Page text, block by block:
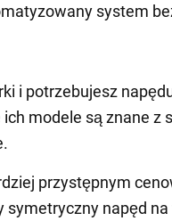
system
i potrzebujesz
modele są znane z
przystępnym
napęd na